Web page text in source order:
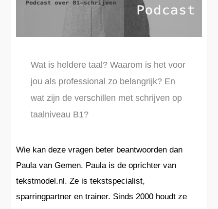
Wat is heldere taal? Waarom is het voor
jou als professional zo belangrijk? En
wat zijn de verschillen met schrijven op
taalniveau B1?
Wie kan deze vragen beter beantwoorden dan
Paula van Gemen. Paula is de oprichter van
tekstmodel.nl. Ze is tekstspecialist,
sparringpartner en trainer. Sinds 2000 houdt ze